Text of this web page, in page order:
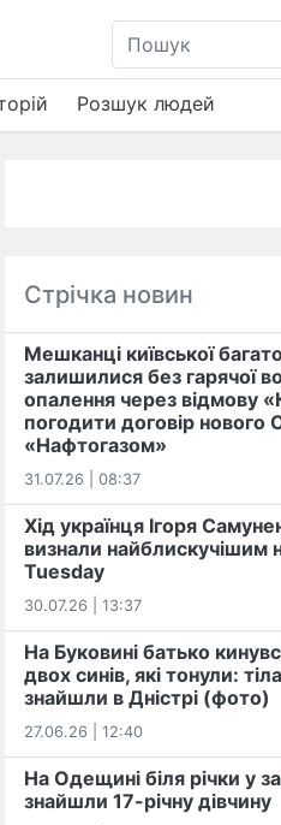
Розшук людей
Стрічка новин
Мешканці київської
залишилися без гарячої
опалення через відмову
погодити договір нового
«Нафтогазом»
31.07.26 | 08:37
Хід українця Ігоря
визнали найблискучішим
Tuesday
30.07.26 | 13:37
На Буковині батько
двох синів, які тонули:
знайшли в Дністрі (фото)
27.06.26 | 12:40
На Одещині біля річки у
знайшли 17-річну дівчину